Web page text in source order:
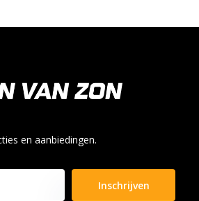
en aanbiedingen.
Inschrijven